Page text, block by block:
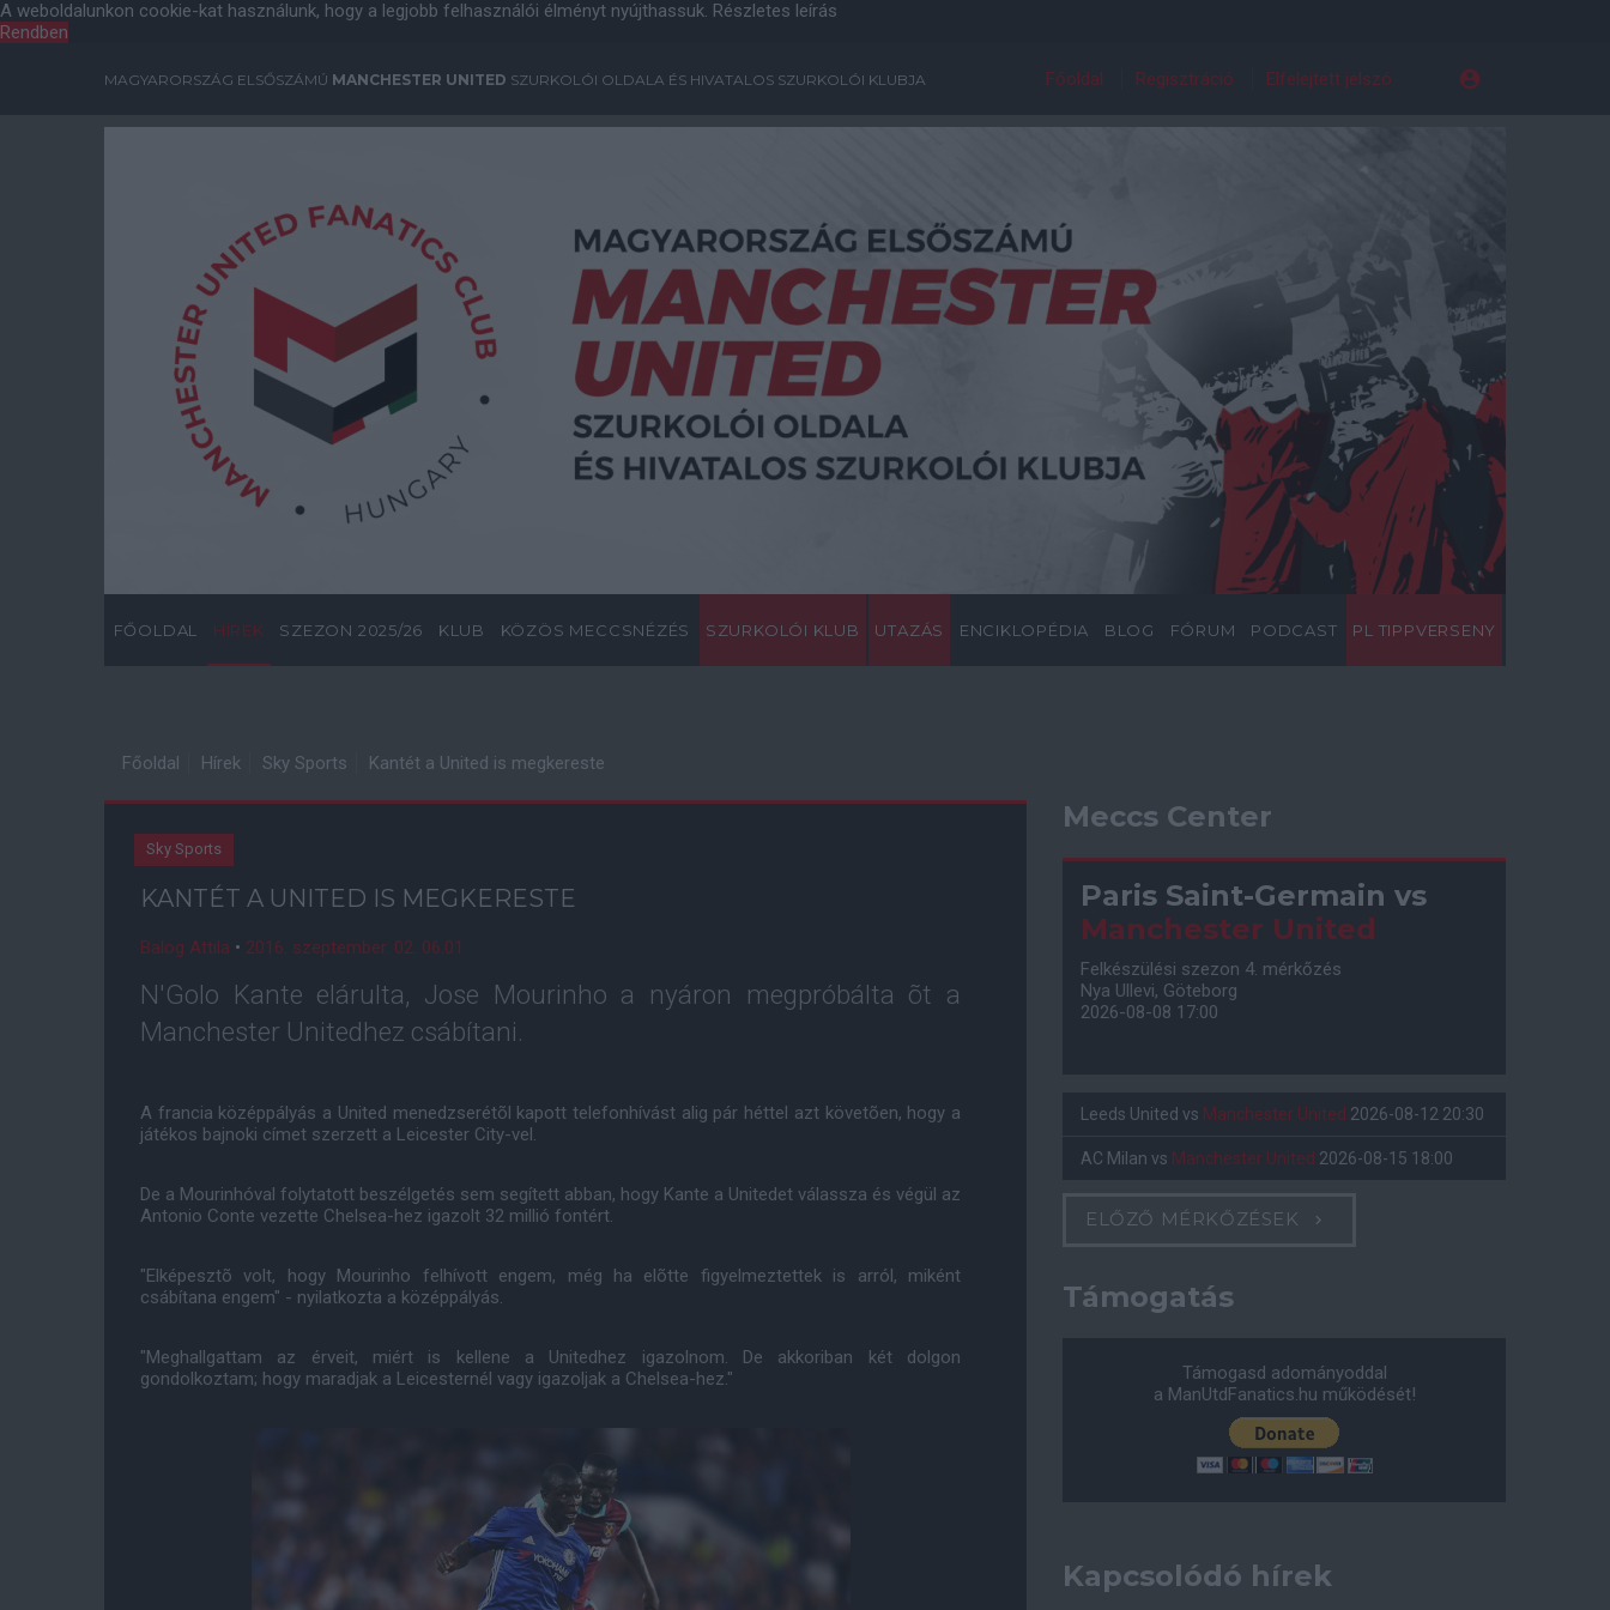
A weboldalunkon cookie-kat használunk, hogy a legjobb felhasználói élményt nyújthassuk. Részletes leírás
Rendben
MAGYARORSZÁG ELSŐSZÁMÚ MANCHESTER UNITED SZURKOLÓI OLDALA ÉS HIVATALOS SZURKOLÓI KLUBJA Főoldal Regisztráció Elfelejtett jelszó
FŐOLDAL HÍREK SZEZON 2025/26 KLUB KÖZÖS MECCSNÉZÉS SZURKOLÓI KLUB UTAZÁS ENCIKLOPÉDIA BLOG FÓRUM PODCAST PL TIPPVERSENY
Főoldal Hírek Sky Sports Kantét a United is megkereste
Sky Sports
KANTÉT A UNITED IS MEGKERESTE
Balog Attila • 2016. szeptember. 02. 06:01
N'Golo Kante elárulta, Jose Mourinho a nyáron megpróbálta õt a
Manchester Unitedhez csábítani.
A francia középpályás a United menedzserétõl kapott telefonhívást alig pár héttel azt követõen, hogy a
játékos bajnoki címet szerzett a Leicester City-vel.
De a Mourinhóval folytatott beszélgetés sem segített abban, hogy Kante a Unitedet válassza és végül az
Antonio Conte vezette Chelsea-hez igazolt 32 millió fontért.
"Elképesztõ volt, hogy Mourinho felhívott engem, még ha elõtte figyelmeztettek is arról, miként
csábítana engem" - nyilatkozta a középpályás.
"Meghallgattam az érveit, miért is kellene a Unitedhez igazolnom. De akkoriban két dolgon
gondolkoztam; hogy maradjak a Leicesternél vagy igazoljak a Chelsea-hez."
Meccs Center
Paris Saint-Germain vs
Manchester United
Felkészülési szezon 4. mérkőzés
Nya Ullevi, Göteborg
2026-08-08 17:00
Leeds United vs Manchester United 2026-08-12 20:30
AC Milan vs Manchester United 2026-08-15 18:00
ELŐZŐ MÉRKŐZÉSEK
Támogatás
Támogasd adományoddal
a ManUtdFanatics.hu működését!
Kapcsolódó hírek